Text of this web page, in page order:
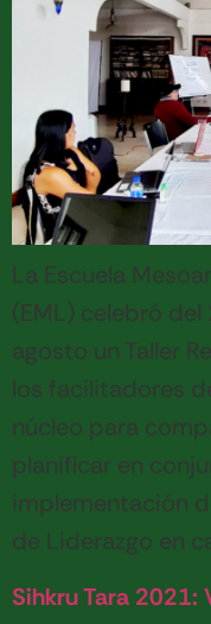
La Escuela
(EML) celebró
agosto un Taller
los facilitadores
núcleo para
planificar en
implementación
de Liderazgo en
Sihkru Tara 2021: